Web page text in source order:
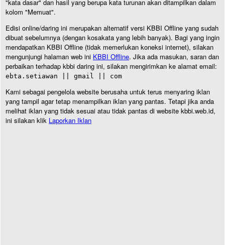
"kata dasar" dan hasil yang berupa kata turunan akan ditampilkan dalam
kolom "Memuat".
Edisi online/daring ini merupakan alternatif versi KBBI Offline yang sudah
dibuat sebelumnya (dengan kosakata yang lebih banyak). Bagi yang ingin
mendapatkan KBBI Offline (tidak memerlukan koneksi internet), silakan
mengunjungi halaman web ini KBBI Offline. Jika ada masukan, saran dan
perbaikan terhadap kbbi daring ini, silakan mengirimkan ke alamat email:
ebta.setiawan || gmail || com
Kami sebagai pengelola website berusaha untuk terus menyaring iklan
yang tampil agar tetap menampilkan iklan yang pantas. Tetapi jika anda
melihat iklan yang tidak sesuai atau tidak pantas di website kbbi.web.id,
ini silakan klik Laporkan Iklan